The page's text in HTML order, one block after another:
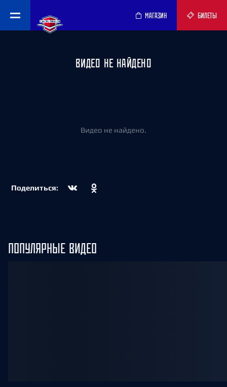
МАГАЗИН БИЛЕТЫ
ВИДЕО НЕ НАЙДЕНО
Видео не найдено.
Поделиться:
ПОПУЛЯРНЫЕ ВИДЕО